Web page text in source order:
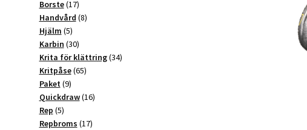
Borste 1717
produkter
Handvård 88
Hjälm 55
produkter
Karbin 3030
produkter
Krita för klättring 3434
Kritpåse 6565
Paket 99
produkter
Quickdraw 1616
Rep 55
produkter
Repbroms 1717